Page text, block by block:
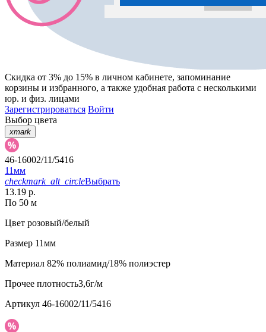
Скидка от 3% до 15% в личном кабинете, запоминание
корзины и избранного, а также удобная работа с несколькими
юр. и физ. лицами
Зарегистрироваться Войти
Выбор цвета
xmark
46-16002/11/5416
11мм
checkmark_alt_circleВыбрать
13.19 р.
По 50 м
Цвет розовый/белый
Размер 11мм
Материал 82% полиамид/18% полиэстер
Прочее плотность3,6г/м
Артикул 46-16002/11/5416